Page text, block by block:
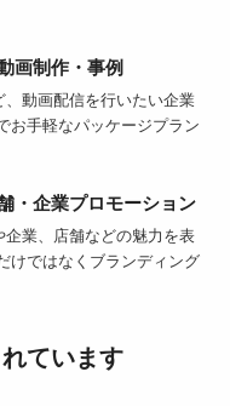
画制作・事例
動画配信を行いたい企業
お手軽なパッケージプラン
・企業プロモーション
業、店舗などの魅力を表
けではなくブランディング
ています